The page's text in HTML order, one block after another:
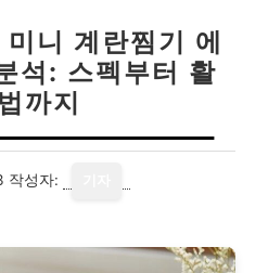
니 계란찜기 에
석: 스펙부터 활
까지
작성자: